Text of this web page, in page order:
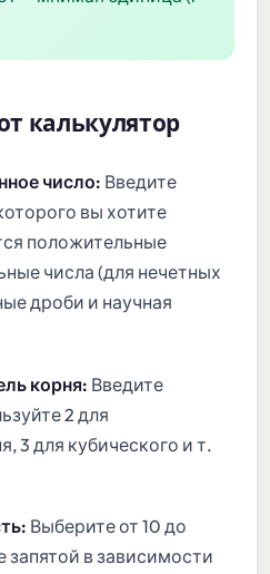
калькулятор
число: Введите
вы хотите
положительные
числа (для нечетных
дроби и научная
корня: Введите
2 для
3 для кубического и т.
Выберите от 10 до
запятой в зависимости